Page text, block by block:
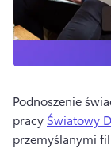
Podnoszenie
pracy Światowy
przemyślanymi